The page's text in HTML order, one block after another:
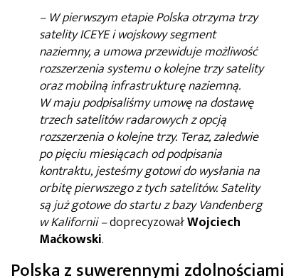
– W pierwszym etapie Polska otrzyma trzy
satelity ICEYE i wojskowy segment
naziemny, a umowa przewiduje możliwość
rozszerzenia systemu o kolejne trzy satelity
oraz mobilną infrastrukturę naziemną.
W maju podpisaliśmy umowę na dostawę
trzech satelitów radarowych z opcją
rozszerzenia o kolejne trzy. Teraz, zaledwie
po pięciu miesiącach od podpisania
kontraktu, jesteśmy gotowi do wysłania na
orbitę pierwszego z tych satelitów. Satelity
są już gotowe do startu z bazy Vandenberg
w Kalifornii –doprecyzowałWojciech
Maćkowski.
Polska z suwerennymi zdolnościami